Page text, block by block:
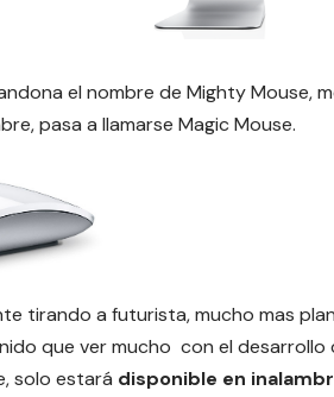
el nombre de Mighty Mouse,
pasa a llamarse Magic Mouse.
tirando a futurista, mucho mas
que ver mucho con el desarrollo
solo estará disponible en